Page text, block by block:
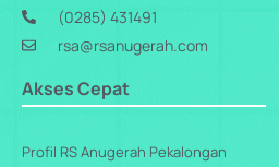
(0285) 431491
rsa@rsanugerah.com
Akses Cepat
Profil RS Anugerah Pekalongan